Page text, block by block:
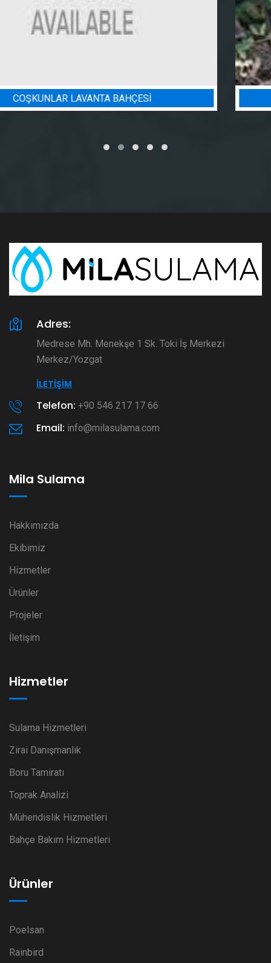
BADEM BAHÇESI SULAMA PROJESI
Adres:
Medrese Mh. Menekşe 1 Sk. Toki İş Merkezi
Merkez/Yozgat
İLETIŞIM
Telefon: +90 546 217 17 66
Email: info@milasulama.com
Mila Sulama
Hakkımızda
Ekibimiz
Hizmetler
Ürünler
Projeler
İletişim
Hizmetler
Sulama Hizmetleri
Zirai Danışmanlık
Boru Tamiratı
Toprak Analizi
Mühendislik Hizmetleri
Bahçe Bakım Hizmetleri
Ürünler
Poelsan
Rainbird